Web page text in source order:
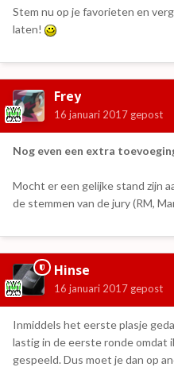
Stem nu op je favorieten en
laten!
Frey
16 januari 2017 gepost
Nog even een extra
Mocht er een gelijke stand zijn
de stemmen van de jury (RM,
Hinse
16 januari 2017 gepost
Inmiddels het eerste plasje
lastig in de eerste ronde omdat
gespeeld. Dus moet je dan op